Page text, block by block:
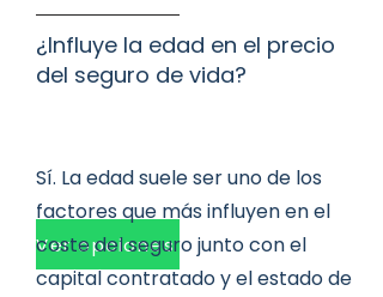
Ver opciones
¿Influye la edad en el precio
del seguro de vida?
Sí. La edad suele ser uno de los
factores que más influyen en el
coste del seguro junto con el
capital contratado y el estado de